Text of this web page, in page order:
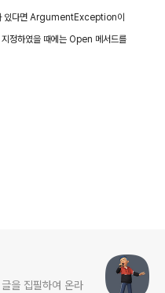
있다면 ArgumentException이
정하였을 때에는Open 메서드를
을 집필하여 온라